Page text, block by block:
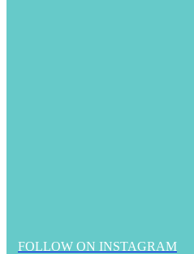
FOLLOW ON INSTAGRAM